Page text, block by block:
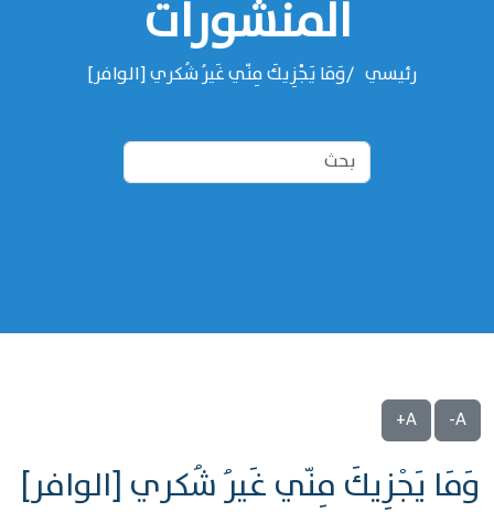
المنشورات
رئيسي وَمَا يَجْزِيكَ مِنّي غَيرُ شُكري [الوافر]
A-
A+
وَمَا يَجْزِيكَ مِنّي غَيرُ شُكري [الوافر]